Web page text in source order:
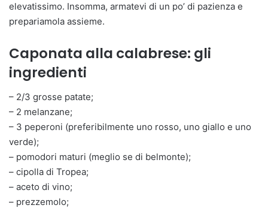
elevatissimo. Insomma, armatevi di un po’ di pazienza e
prepariamola assieme.
Caponata alla calabrese: gli
ingredienti
– 2/3 grosse patate;
– 2 melanzane;
– 3 peperoni (preferibilmente uno rosso, uno giallo e uno
verde);
– pomodori maturi (meglio se di belmonte);
– cipolla di Tropea;
– aceto di vino;
– prezzemolo;